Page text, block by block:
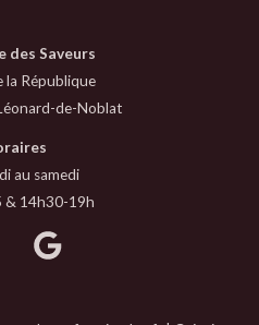
des Saveurs
la République
de-Noblat
au samedi
& 14h30-19h